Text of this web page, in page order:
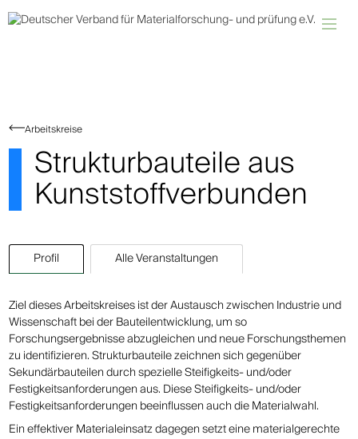
Arbeitskreise
Strukturbauteile aus
Kunststoffverbunden
Profil Alle Veranstaltungen
Ziel dieses Arbeitskreises ist der Austausch zwischen Industrie und
Wissenschaft bei der Bauteilentwicklung, um so
Forschungsergebnisse abzugleichen und neue Forschungsthemen
zu identifizieren. Strukturbauteile zeichnen sich gegenüber
Sekundärbauteilen durch spezielle Steifigkeits- und/oder
Festigkeitsanforderungen aus. Diese Steifigkeits- und/oder
Festigkeitsanforderungen beeinflussen auch die Materialwahl.
Ein effektiver Materialeinsatz dagegen setzt eine materialgerechte